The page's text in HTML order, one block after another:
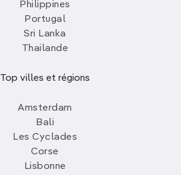
Philippines
Portugal
Sri Lanka
Thailande
Top villes et régions
Amsterdam
Bali
Les Cyclades
Corse
Lisbonne